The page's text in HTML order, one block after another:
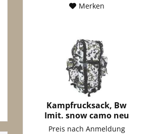
Merken
Kampfrucksack, Bw
Imit. snow camo neu
Preis nach Anmeldung